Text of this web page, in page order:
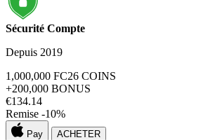
Sécurité Compte
Depuis 2019
1,000,000 FC26 COINS
+200,000 BONUS
€134.14
Remise -10%
Pay ACHETER